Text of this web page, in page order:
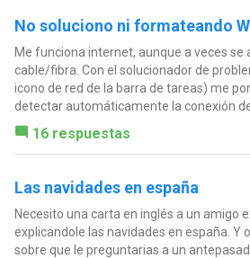
No soluciono ni formateando
Me funciona internet, aunque a veces se
cable/fibra. Con el solucionador de
icono de red de la barra de tareas) me
detectar automáticamente la conexión de
16 respuestas
Las navidades en españa
Necesito una carta en inglés a un amigo
explicandole las navidades en españa. Y
sobre que le preguntarias a un